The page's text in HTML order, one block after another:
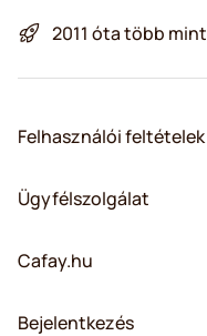
2011 óta több
Felhasználói feltételek
Ügyfélszolgálat
Cafay.hu
Bejelentkezés